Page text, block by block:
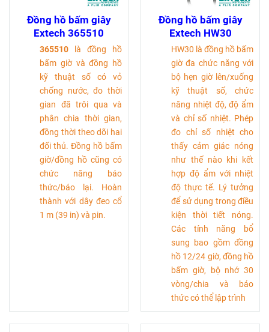
Đồng hồ bấm giây
Extech 365510
365510
là đồng hồ
bấm giờ và đồng hồ
kỹ thuật số có vỏ
chống nước, đo thời
gian đã trôi qua và
phân chia thời gian,
đồng thời theo dõi hai
đối thủ. Đồng hồ bấm
giờ/đồng hồ cũng có
chức năng báo
thức/báo lại. Hoàn
thành với dây đeo cổ
1 m (39 in) và pin.
Đồng hồ bấm giây
Extech HW30
HW30 là đồng hồ bấm
giờ đa chức năng với
bộ hẹn giờ lên/xuống
kỹ thuật số, chức
năng nhiệt độ, độ ẩm
và chỉ số nhiệt. Phép
đo chỉ số nhiệt cho
thấy cảm giác nóng
như thế nào khi kết
hợp độ ẩm với nhiệt
độ thực tế. Lý tưởng
để sử dụng trong điều
kiện thời tiết nóng.
Các tính năng bổ
sung bao gồm đồng
hồ 12/24 giờ, đồng hồ
bấm giờ, bộ nhớ 30
vòng/chia và báo
thức có thể lập trình